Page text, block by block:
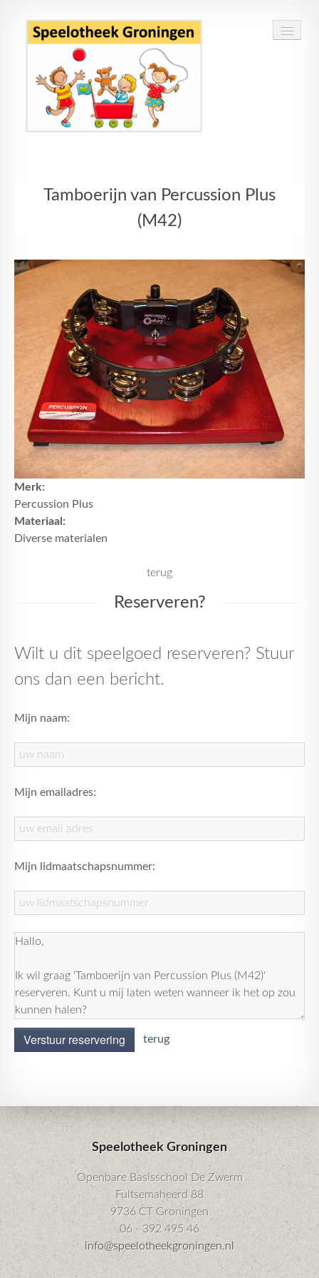
Speelgoed
Routebeschrijving
Tamboerijn van Percussion Plus
(M42)
Merk:
Percussion Plus
Materiaal:
Diverse materialen
terug
Reserveren?
Wilt u dit speelgoed reserveren? Stuur
ons dan een bericht.
Mijn naam:
Mijn emailadres:
Mijn lidmaatschapsnummer:
Verstuur reservering terug
Speelotheek Groningen
Openbare Basisschool De Zwerm
Fultsemaheerd 88
9736 CT Groningen
06 - 392 495 46
info@speelotheekgroningen.nl